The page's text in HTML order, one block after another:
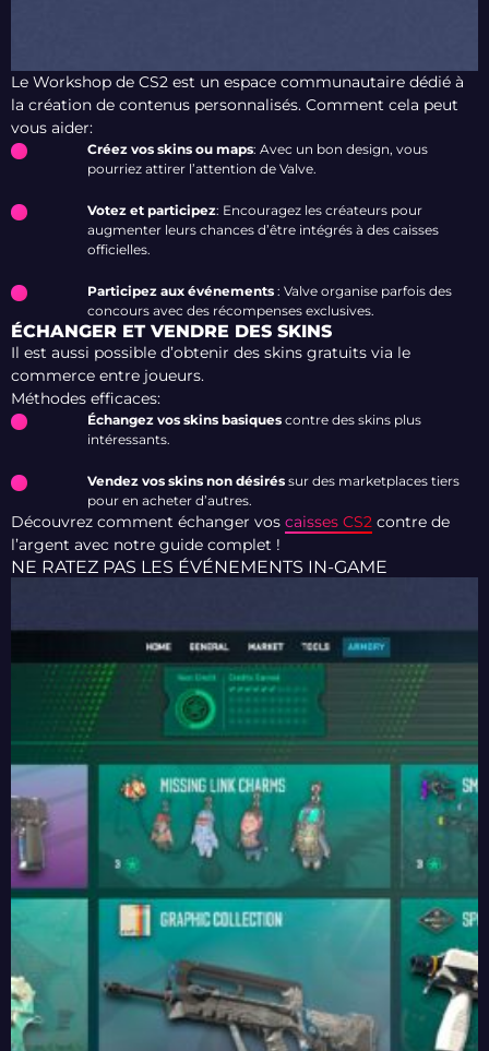
Le Workshop de CS2 est un espace communautaire dédié à
la création de contenus personnalisés. Comment cela peut
vous aider:
Créez vos skins ou maps: Avec un bon design, vous
pourriez attirer l’attention de Valve.
Votez et participez: Encouragez les créateurs pour
augmenter leurs chances d’être intégrés à des caisses
officielles.
Participez aux événements : Valve organise parfois des
concours avec des récompenses exclusives.
ÉCHANGER ET VENDRE DES SKINS
Il est aussi possible d’obtenir des skins gratuits via le
commerce entre joueurs.
Méthodes efficaces:
Échangez vos skins basiques contre des skins plus
intéressants.
Vendez vos skins non désirés sur des marketplaces tiers
pour en acheter d’autres.
Découvrez comment échanger vos caisses CS2 contre de
l’argent avec notre guide complet !
NE RATEZ PAS LES ÉVÉNEMENTS IN-GAME